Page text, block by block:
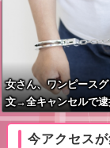
女さん、ワンピース
文→全キャンセルで逮
今アクセスが